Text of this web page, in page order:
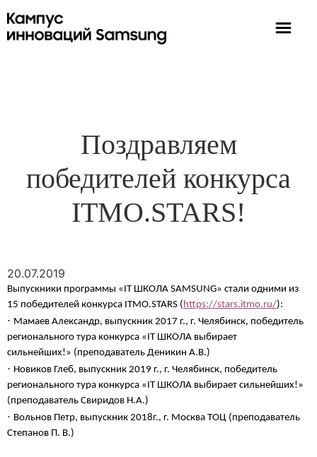
Поздравляем
победителей конкурса
ITMO.STARS!
20.07.2019
Выпускники программы «IT ШКОЛА SAMSUNG» стали одними из
15 победителей конкурса ITMO.STARS ( https://stars.itmo.ru/):
· Мамаев Александр, выпускник 2017 г., г. Челябинск, победитель
регионального тура конкурса «IT ШКОЛА выбирает
сильнейших!» (преподаватель Деникин А.В.)
· Новиков Глеб, выпускник 2019 г., г. Челябинск, победитель
регионального тура конкурса «IT ШКОЛА выбирает сильнейших!»
(преподаватель Свиридов Н.А.)
· Вольнов Петр, выпускник 2018г., г. Москва ТОЦ (преподаватель
Степанов П. В.)